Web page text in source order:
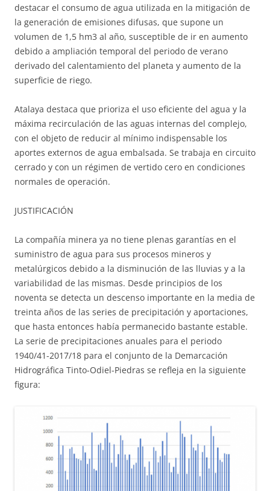
destacar el consumo de agua utilizada en la mitigación de
la generación de emisiones difusas, que supone un
volumen de 1,5 hm3 al año, susceptible de ir en aumento
debido a ampliación temporal del periodo de verano
derivado del calentamiento del planeta y aumento de la
superficie de riego.
Atalaya destaca que prioriza el uso eficiente del agua y la
máxima recirculación de las aguas internas del complejo,
con el objeto de reducir al mínimo indispensable los
aportes externos de agua embalsada. Se trabaja en circuito
cerrado y con un régimen de vertido cero en condiciones
normales de operación.
JUSTIFICACIÓN
La compañía minera ya no tiene plenas garantías en el
suministro de agua para sus procesos mineros y
metalúrgicos debido a la disminución de las lluvias y a la
variabilidad de las mismas. Desde principios de los
noventa se detecta un descenso importante en la media de
treinta años de las series de precipitación y aportaciones,
que hasta entonces había permanecido bastante estable.
La serie de precipitaciones anuales para el periodo
1940/41-2017/18 para el conjunto de la Demarcación
Hidrográfica Tinto-Odiel-Piedras se refleja en la siguiente
figura: